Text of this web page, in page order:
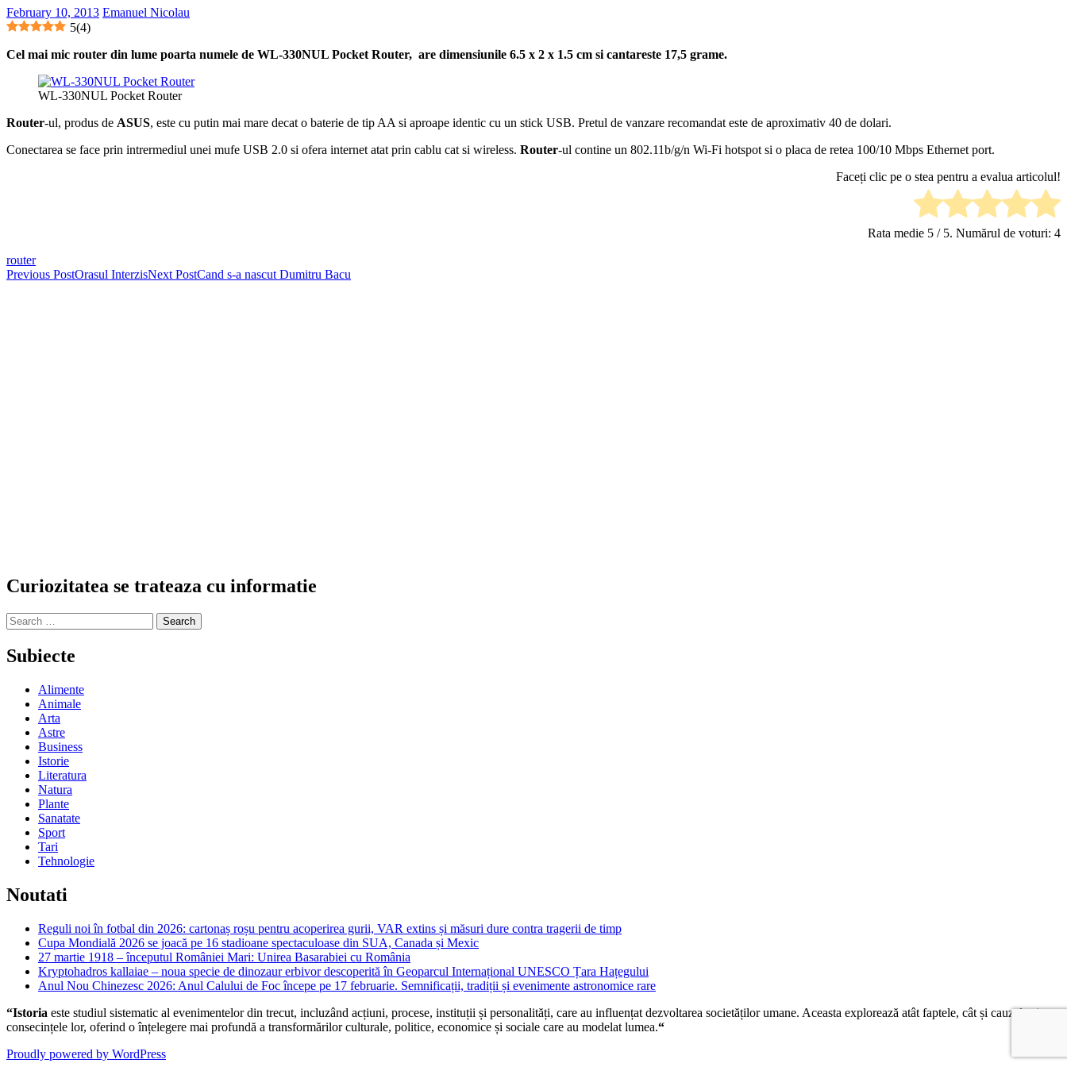
February 10, 2013 Emanuel Nicolau
5(4)
Cel mai mic router din lume poarta numele de WL-330NUL Pocket Router, are dimensiunile 6.5 x 2 x 1.5 cm si cantareste 17,5 grame.
WL-330NUL Pocket Router
Router-ul, produs de ASUS, este cu putin mai mare decat o baterie de tip AA si aproape identic cu un stick USB. Pretul de vanzare recomandat este de aproximativ 40 de dolari.
Conectarea se face prin intrermediul unei mufe USB 2.0 si ofera internet atat prin cablu cat si wireless. Router-ul contine un 802.11b/g/n Wi-Fi hotspot si o placa de retea 100/10 Mbps Ethernet port.
Faceți clic pe o stea pentru a evalua articolul!
Rata medie 5 / 5. Numărul de voturi: 4
router
Post
Previous PostOrasul InterzisNext PostCand s-a nascut Dumitru Bacu
Curiozitatea se trateaza cu informatie
Search
for:
Subiecte
Alimente
Animale
Arta
Astre
Business
Istorie
Literatura
Natura
Plante
Sanatate
Sport
Tari
Tehnologie
Noutati
Reguli noi în fotbal din 2026: cartonaș roșu pentru acoperirea gurii, VAR extins și măsuri dure contra tragerii de timp
Cupa Mondială 2026 se joacă pe 16 stadioane spectaculoase din SUA, Canada și Mexic
27 martie 1918 – începutul României Mari: Unirea Basarabiei cu România
Kryptohadros kallaiae – noua specie de dinozaur erbivor descoperită în Geoparcul Internațional UNESCO Țara Hațegului
Anul Nou Chinezesc 2026: Anul Calului de Foc începe pe 17 februarie. Semnificații, tradiții și evenimente astronomice rare
“Istoria este studiul sistematic al evenimentelor din trecut, incluzând acțiuni, procese, instituții și personalități, care au influențat dezvoltarea societăților umane. Aceasta explorează atât faptele, cât și cauzele și
consecințele lor, oferind o înțelegere mai profundă a transformărilor culturale, politice, economice și sociale care au modelat lumea.“
Proudly powered by WordPress